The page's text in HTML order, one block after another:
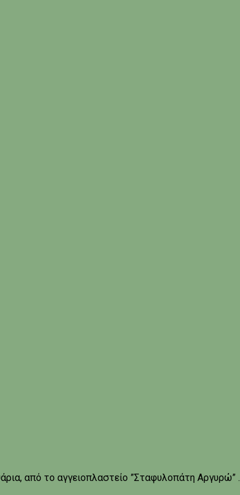
από το αγγειοπλαστείο ”Σταφυλοπάτη Αργυρώ” .